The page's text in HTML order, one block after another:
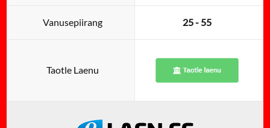
Vanusepiirang 25 - 55
Taotle Laenu